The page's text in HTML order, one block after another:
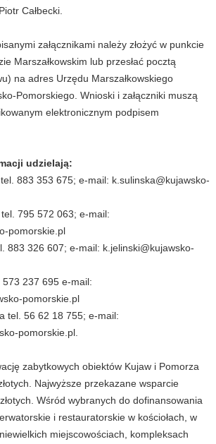
Całbecki.
załącznikami należy złożyć w punkcie
Marszałkowskim lub przesłać pocztą
na adres Urzędu Marszałkowskiego
Pomorskiego. Wnioski i załączniki muszą
elektronicznym podpisem
udzielają:
883 353 675; e-mail: k.sulinska@kujawsko-
795 572 063; e-mail:
pomorskie.pl
883 326 607; e-mail: k.jelinski@kujawsko-
237 695 e-mail:
pomorskie.pl
tel. 56 62 18 755; e-mail:
pomorskie.pl
zabytkowych obiektów Kujaw i Pomorza
Najwyższe przekazane wsparcie
Wśród wybranych do dofinansowania
i restauratorskie w kościołach, w
miejscowościach, kompleksach